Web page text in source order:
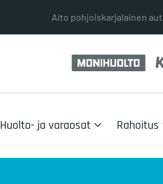
Aito pohjoiskarjalainen
Huolto- ja varaosat Rahoitus